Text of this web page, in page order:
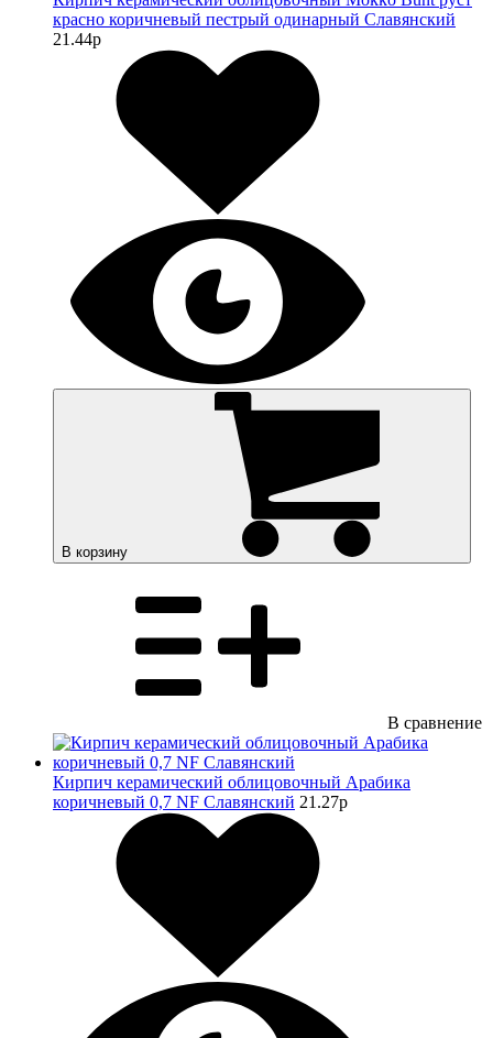
красно коричневый пестрый одинарный Славянский
21.44p
В корзину
В сравнение
Кирпич керамический облицовочный Арабика
коричневый 0,7 NF Славянский 21.27p